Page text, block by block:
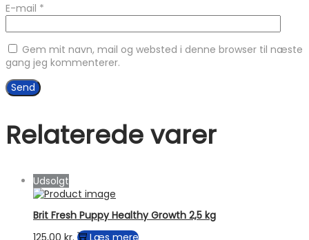
E-mail *
Gem mit navn, mail og websted i denne browser til næste
gang jeg kommenterer.
Relaterede varer
Udsolgt
Brit Fresh Puppy Healthy Growth 2,5 kg
125,00 kr. Læs mere